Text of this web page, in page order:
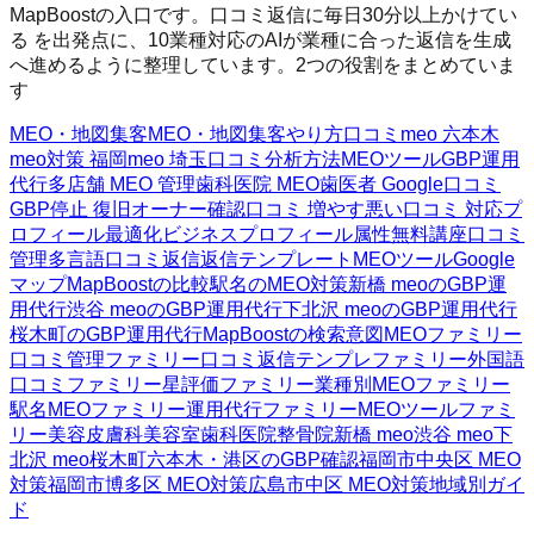
MapBoostの入口です。口コミ返信に毎日30分以上かけてい
る を出発点に、10業種対応のAIが業種に合った返信を生成
へ進めるように整理しています。2つの役割をまとめていま
す
MEO・地図集客MEO・地図集客やり方口コミ meo 六本木
meo対策 福岡meo 埼玉口コミ分析方法MEOツールGBP運用
代行多店舗 MEO 管理歯科医院 MEO歯医者 Google口コミ
GBP停止 復旧 オーナー確認口コミ 増やす悪い口コミ 対応プ
ロフィール最適化ビジネスプロフィール属性無料講座口コミ
管理多言語口コミ返信返信テンプレート MEOツールGoogle
マップMapBoostの比較駅名のMEO対策新橋 meoのGBP運
用代行渋谷 meoのGBP運用代行下北沢 meoのGBP運用代行
桜木町のGBP運用代行MapBoostの検索意図 MEOファミリー
口コミ管理ファミリー口コミ返信テンプレファミリー外国語
口コミファミリー星評価ファミリー業種別MEOファミリー
駅名MEOファミリー運用代行ファミリーMEOツールファミ
リー美容皮膚科美容室歯科医院整骨院新橋 meo渋谷 meo下
北沢 meo桜木町六本木・港区のGBP確認福岡市中央区 MEO
対策福岡市博多区 MEO対策広島市中区 MEO対策地域別ガイ
ド